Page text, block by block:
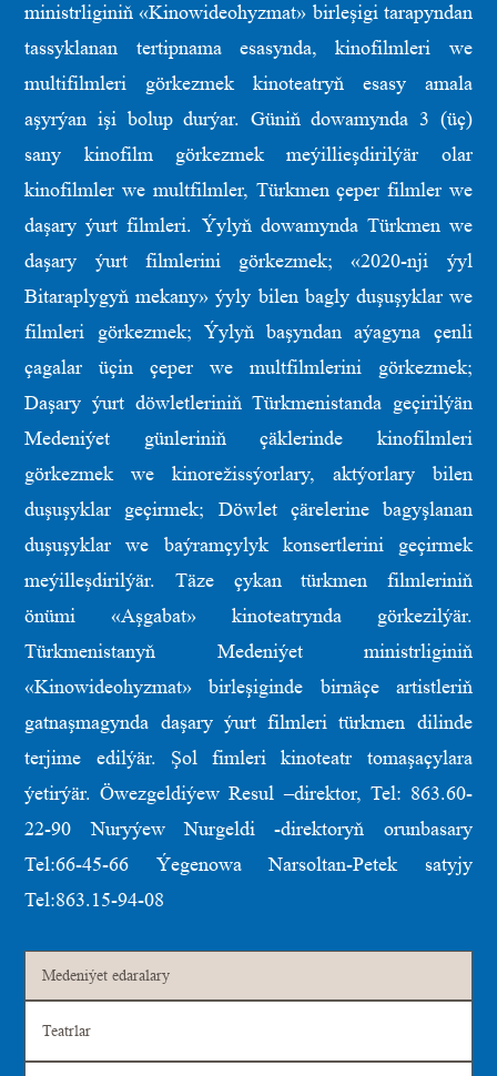
ministrliginiň «Kinowideohyzmat» birleşigi tarapyndan
tassyklanan tertipnama esasynda, kinofilmleri we
multifilmleri görkezmek kinoteatryň esasy amala
aşyrýan işi bolup durýar. Güniň dowamynda 3 (üç)
sany kinofilm görkezmek meýillieşdirilýär olar
kinofilmler we multfilmler, Türkmen çeper filmler we
daşary ýurt filmleri. Ýylyň dowamynda Türkmen we
daşary ýurt filmlerini görkezmek; «2020-nji ýyl
Bitaraplygyň mekany» ýyly bilen bagly duşuşyklar we
filmleri görkezmek; Ýylyň başyndan aýagyna çenli
çagalar üçin çeper we multfilmlerini görkezmek;
Daşary ýurt döwletleriniň Türkmenistanda geçirilýän
Medeniýet günleriniň çäklerinde kinofilmleri
görkezmek we kinorežissýorlary, aktýorlary bilen
duşuşyklar geçirmek; Döwlet çärelerine bagyşlanan
duşuşyklar we baýramçylyk konsertlerini geçirmek
meýilleşdirilýär. Täze çykan türkmen filmleriniň
önümi «Aşgabat» kinoteatrynda görkezilýär.
Türkmenistanyň Medeniýet ministrliginiň
«Kinowideohyzmat» birleşiginde birnäçe artistleriň
gatnaşmagynda daşary ýurt filmleri türkmen dilinde
terjime edilýär. Şol fimleri kinoteatr tomaşaçylara
ýetirýär. Öwezgeldiýew Resul –direktor, Tel: 863.60-
22-90 Nuryýew Nurgeldi -direktoryň orunbasary
Tel:66-45-66 Ýegenowa Narsoltan-Petek satyjy
Tel:863.15-94-08
Medeniýet edaralary
Teatrlar